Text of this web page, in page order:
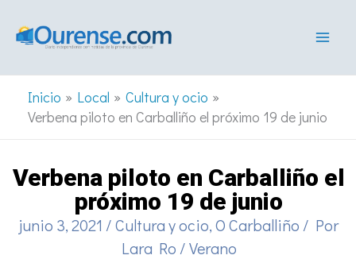
Inicio Local
Cultura y ocio
Verbena piloto en Carballiño el próximo 19 de junio
Verbena piloto en Carballiño el
próximo 19 de junio
junio 3, 2021 /Cultura y ocio,O Carballiño / Por
Lara Ro /Verano